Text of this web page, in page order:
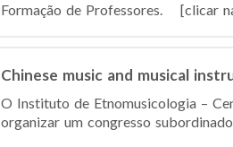
Formação de Professores. [clicar
Chinese music and musical
O Instituto de Etnomusicologia –
organizar um congresso